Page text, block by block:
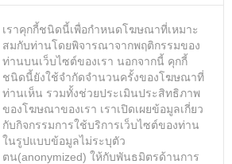
เราคุกกี้ชนิดนี้เพื่อกําหนดโฆษณาที่เหมาะ
สมกับท่านโดยพิจารณาจากพฤติกรรมของ
ท่านบนเว็บไซต์ของเรา นอกจากนี้ คุกกี้
ชนิดนี้ยังใช้จํากัดจํานวนครั้งของโฆษณาที่
ท่านเห็น รวมทั้งช่วยประเมินประสิทธิภาพ
ของโฆษณาของเรา เราเปิดเผยข้อมูลเกี่ยว
กับกิจกรรมการใช้บริการเว็บไซต์ของท่าน
ในรูปแบบข้อมูลไม่ระบุตัว
ตน(anonymized) ให้กับพันธมิตรด้านการ